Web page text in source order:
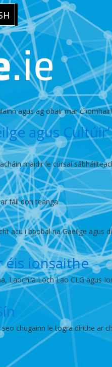
agus ag obair mar
agus
maidir le cúrsaí
fáil don teanga
acu i bpobal na Gaeilge agus
éis ionsaithe
Laochra Loch Lao CLG agus
chugainn le togra dírithe ar